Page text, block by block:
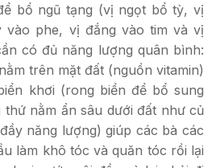
bổ ngũ tạng (vị ngọt bổ tỳ, vị
vào phe, vị đắng vào tim và vị
có đủ năng lượng quân bình:
trên mặt đất (nguồn vitamin)
khơi (rong biển để bổ sung
nằm ẩn sâu dưới đất như củ
năng lượng) giúp các bà các
làm khô tóc và quăn tóc rồi lại